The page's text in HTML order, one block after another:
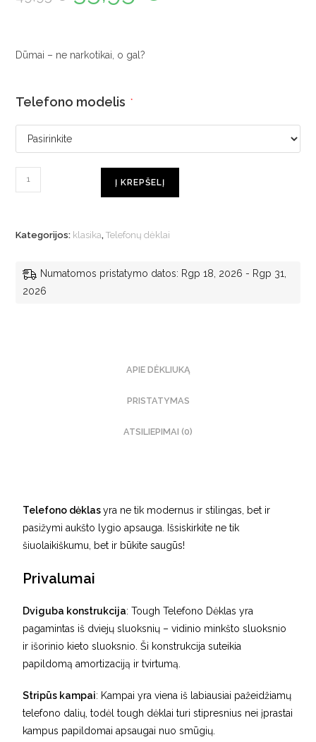
Dūmai – ne narkotikai, o gal?
Telefono modelis *
Į KREPŠELĮ
Kategorijos: klasika,Telefonų dėklai
Numatomos pristatymo datos: Rgp 18, 2026 - Rgp 31,
2026
APIE DĖKLIUKĄ
PRISTATYMAS
ATSILIEPIMAI (0)
Telefono dėklasyra ne tik modernus ir stilingas, bet ir
pasižymi aukšto lygio apsauga. Išsiskirkite ne tik
šiuolaikiškumu, bet ir būkite saugūs!
Privalumai
Dviguba konstrukcija: Tough Telefono Dėklas yra
pagamintas iš dviejų sluoksnių – vidinio minkšto sluoksnio
ir išorinio kieto sluoksnio. Ši konstrukcija suteikia
papildomą amortizaciją ir tvirtumą.
Stripūs kampai: Kampai yra viena iš labiausiai pažeidžiamų
telefono dalių, todėl tough dėklai turi stipresnius nei įprastai
kampus papildomai apsaugai nuo smūgių.